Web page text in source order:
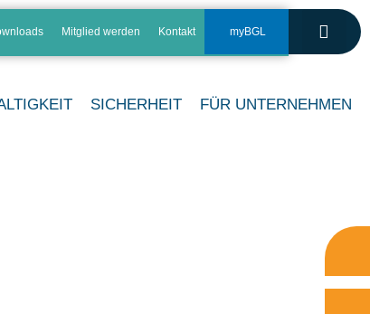
Mitglied werden Kontakt myBGL
SICHERHEIT FÜR UNTERNEHMEN